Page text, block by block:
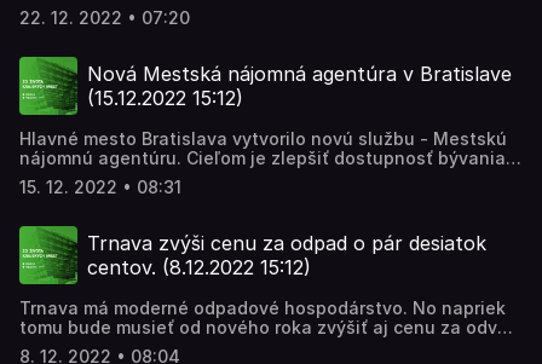
22. 12. 2022 • 07:20
Nová Mestská nájomná agentúra v Bratislave
(15.12.2022 15:12)
Hlavné mesto Bratislava vytvorilo novú službu - Mestskú
nájomnú agentúru. Cieľom je zlepšiť dostupnosť bývania
pre ľudí, ktorí sú v rámci štandardného trhu s bývaním z
rôznych dôvodov znevýhodnení. V pilotnej fáze by sa prvé
odovzdať už začiatkom budúceho roka. Ako bude
fungovať zaujímalo Marcelu Jedinákovú.
15. 12. 2022 • 08:31
Trnava zvýši cenu za odpad o pár desiatok
centov. (8.12.2022 15:12)
Trnava má moderné odpadové hospodárstvo. No napriek
tomu bude musieť od nového roka zvýšiť aj cenu za odvoz
komunálneho odpadu. A to aj napriek tomu, že sa podiel
8. 12. 2022 • 08:04